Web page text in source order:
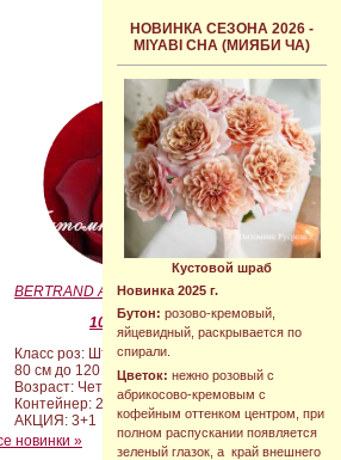
НОВИНКА СЕЗОНА 2026 -
MIYABI CHA (МИЯБИ ЧА)
Кустовой шраб
Новинка 2025 г.
Бутон: розово-кремовый,
яйцевидный, раскрывается по
спирали.
Цветок: нежно розовый с
абрикосово-кремовым с
кофейным оттенком центром, при
полном распускании появляется
зеленый глазок, а край внешнего
BERTRAND AMOUSSOU (Бертран Амуссу)
10 000 руб.
Класс роз: Штамбовые формы от
80 см до 120 см
Возраст: Четырех-пятилетние
Контейнер: 20 литров
АКЦИЯ: 3+1
новинки »